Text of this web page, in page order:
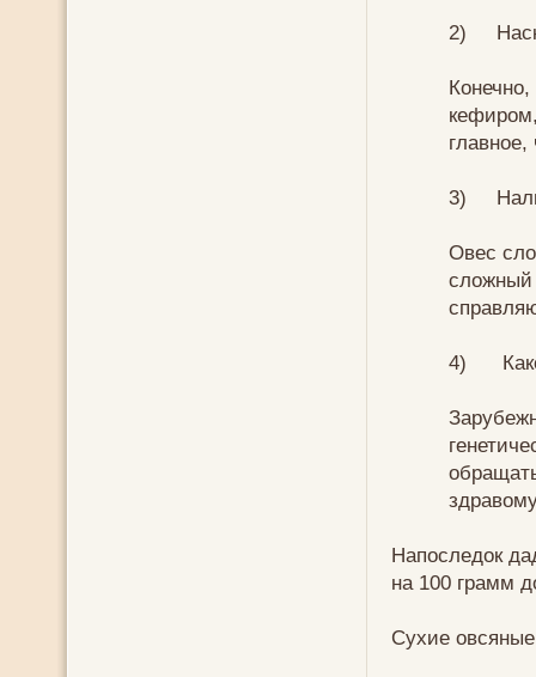
2)
3)
Овес
сложный
4)
Напоследок
на 100 грамм
Сухие